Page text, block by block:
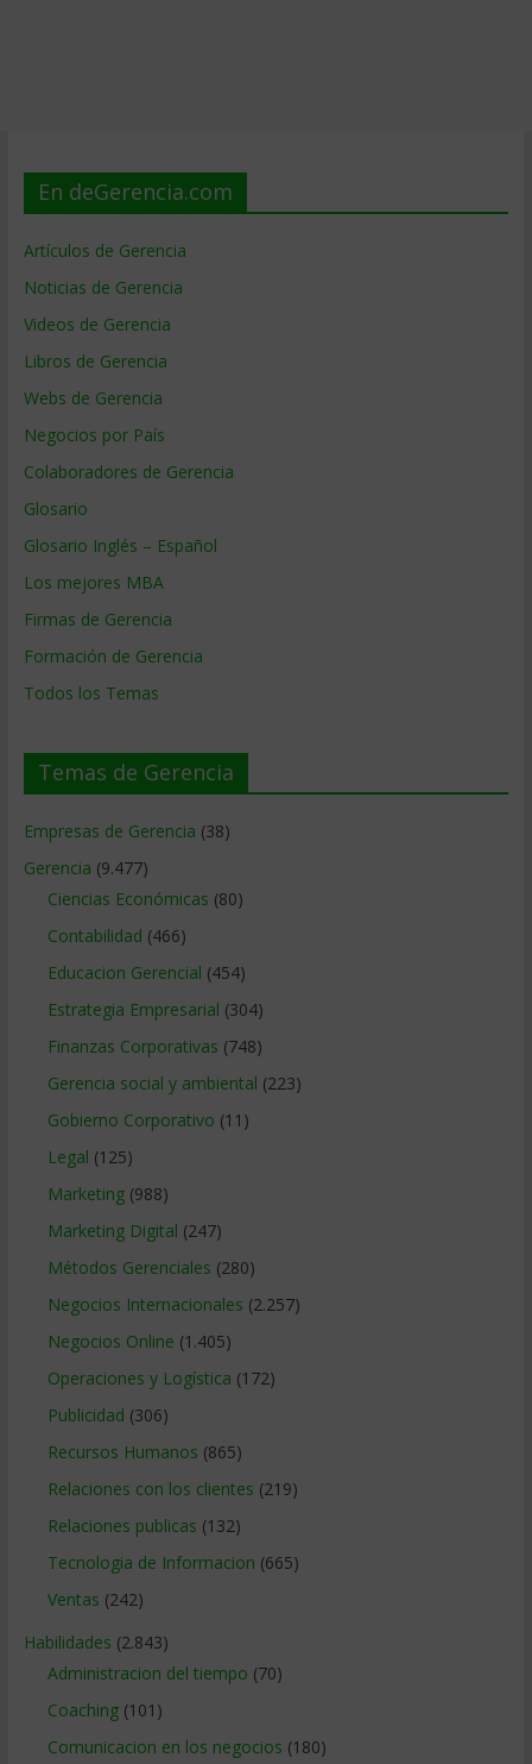
En deGerencia.com
Artículos de Gerencia
Noticias de Gerencia
Videos de Gerencia
Libros de Gerencia
Webs de Gerencia
Negocios por País
Colaboradores de Gerencia
Glosario
Glosario Inglés – Español
Los mejores MBA
Firmas de Gerencia
Formación de Gerencia
Todos los Temas
Temas de Gerencia
Empresas de Gerencia (38)
Gerencia (9.477)
Ciencias Económicas (80)
Contabilidad (466)
Educacion Gerencial (454)
Estrategia Empresarial (304)
Finanzas Corporativas (748)
Gerencia social y ambiental (223)
Gobierno Corporativo (11)
Legal (125)
Marketing(988)
Marketing Digital (247)
Métodos Gerenciales (280)
Negocios Internacionales (2.257)
Negocios Online (1.405)
Operaciones y Logística (172)
Publicidad (306)
Recursos Humanos (865)
Relaciones con los clientes (219)
Relaciones publicas (132)
Tecnologia de Informacion (665)
Ventas (242)
Habilidades (2.843)
Administracion del tiempo (70)
Coaching(101)
Comunicacion en los negocios (180)